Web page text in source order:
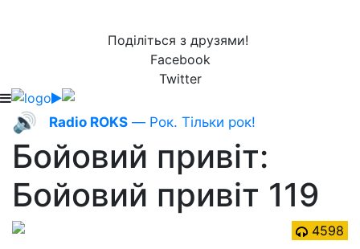
Поділіться з друзями!
Facebook
Twitter
🔊 Radio ROKS — Рок. Тільки рок!
Бойовий привіт:
Бойовий привіт 119
4598